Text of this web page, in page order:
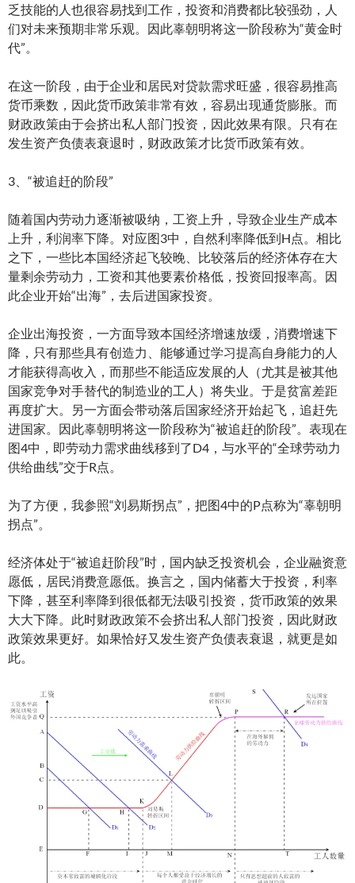
乏技能的人也很容易找到工作，投资和消费都比较强劲，人
们对未来预期非常乐观。因此辜朝明将这一阶段称为“黄金时
代”。
在这一阶段，由于企业和居民对贷款需求旺盛，很容易推高
货币乘数，因此货币政策非常有效，容易出现通货膨胀。而
财政政策由于会挤出私人部门投资，因此效果有限。只有在
发生资产负债表衰退时，财政政策才比货币政策有效。
3、“被追赶的阶段”
随着国内劳动力逐渐被吸纳，工资上升，导致企业生产成本
上升，利润率下降。对应图3中，自然利率降低到H点。相比
之下，一些比本国经济起飞较晚、比较落后的经济体存在大
量剩余劳动力，工资和其他要素价格低，投资回报率高。因
此企业开始“出海”，去后进国家投资。
企业出海投资，一方面导致本国经济增速放缓，消费增速下
降，只有那些具有创造力、能够通过学习提高自身能力的人
才能获得高收入，而那些不能适应发展的人（尤其是被其他
国家竞争对手替代的制造业的工人）将失业。于是贫富差距
再度扩大。另一方面会带动落后国家经济开始起飞，追赶先
进国家。因此辜朝明将这一阶段称为“被追赶的阶段”。表现在
图4中，即劳动力需求曲线移到了D4，与水平的“全球劳动力
供给曲线”交于R点。
为了方便，我参照“刘易斯拐点”，把图4中的P点称为“辜朝明
拐点”。
经济体处于“被追赶阶段”时，国内缺乏投资机会，企业融资意
愿低，居民消费意愿低。换言之，国内储蓄大于投资，利率
下降，甚至利率降到很低都无法吸引投资，货币政策的效果
大大下降。此时财政政策不会挤出私人部门投资，因此财政
政策效果更好。如果恰好又发生资产负债表衰退，就更是如
此。